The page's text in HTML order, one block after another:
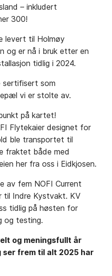
– inkludert
300!
levert til Holmøy
og er nå i bruk etter en
tidlig i 2024.
sertifisert som
vi er stolte av.
på kartet!
Flytekaier designet for
ble transportet til
fraktet både med
her fra oss i Eidkjosen.
av fem NOFI Current
til Indre Kystvakt. KV
tidlig på høsten for
og testing.
og meningsfullt år
ser frem til alt 2025 har